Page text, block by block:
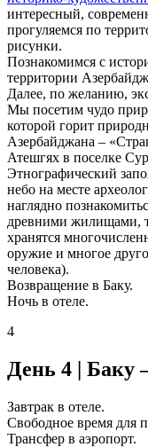
интересный,
прогуляемся по
рисунки.
Познакомимся с
территории
Далее, по желанию,
Мы посетим чудо
которой горит
Азербайджана –
Атешгях в поселке
Этнографический
небо на месте
наглядно
древними жилищами,
хранятся
оружие и многое
человека).
Возвращение в Баку.
Ночь в отеле.
4
День 4 | Баку
Завтрак в отеле.
Свободное время для
Трансфер в аэропорт.